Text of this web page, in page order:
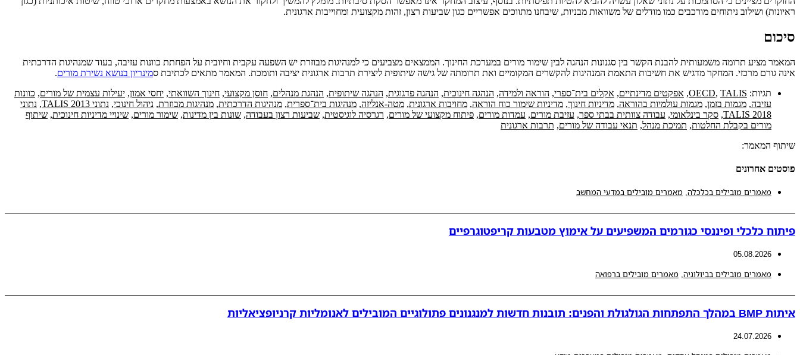
ראיונות) ושילוב ניתוחים מורכבים כמו מודלים של משוואות מבניות, שיבחנו מתווכים אפשריים כגון שביעות רצון, זהות מקצועית ומחוייבות ארגונית.
סיכום
המאמר מציע תרומה משמעותית להבנת הקשר בין סגנונות הנהגה לבין שימור מורים במערכת החינוך. הממצאים מצביעים כי למנהיגות מבוזרת יש השפעה עקבית וחיובית על הפחתת כוונות עזיבה, בעוד שמנהיגות הדרכתית
אינה גורם מרכזי. המחקר מדגיש את חשיבות התאמת המנהיגות להקשרים המקומיים ואת תרומתה של גישה שיתופית ליצירת תרבות ארגונית יציבה ותומכת. המאמר מתאים לכתיבת סמינריון בנושא נשירת מורים.
תגיות:
OECD, TALIS
, אפקטים מדינתיים, אקלים בית־ספרי, הוראה ולמידה, הנהגה חינוכית, הנהגה פדגוגית, הנהגה שיתופית, הנהגת מנהלים, חוסן מקצועי, חינוך השוואתי, יחסי אמון, יעילות עצמית של מורים, כוונות
עזיבה, מגמות בזמן, מגמות עולמיות בהוראה, מדיניות חינוך, מדיניות שימור כוח הוראה, מחויבות ארגונית, מטה-אנליזה, מנהיגות בית־ספרית, מנהיגות הדרכתית, מנהיגות מבוזרת, ניהול חינוכי, נתוני TALIS 2013 , נתוני
TALIS 2018
, סקר בינלאומי, עבודה צוותית בבתי ספר, עזיבת מורים, עמדות מורים, פיתוח מקצועי של מורים, רגרסיה לוגיסטית, שביעות רצון בעבודה, שונות בין מדינות, שימור מורים, שינויי מדיניות חינוכית, שיתוף
מורים בקבלת החלטות, תמיכת מנהל, תנאי עבודה של מורים, תרבות ארגונית
שיתוף המאמר:
פוסטים אחרונים
מאמרים מובילים בכלכלה, מאמרים מובילים במדעי המחשב
פיתוח כלכלי ופיננסי כגורמים המשפיעים על אימוץ מטבעות קריפטוגרפיים
05.08.2026
מאמרים מובילים בביולוגיה, מאמרים מובילים ברפואה
איתות BMP במהלך התפתחות הגולגולת והפנים: תובנות חדשות למנגנונים פתולוגיים המובילים לאנומליות קרניופציאליות
24.07.2026